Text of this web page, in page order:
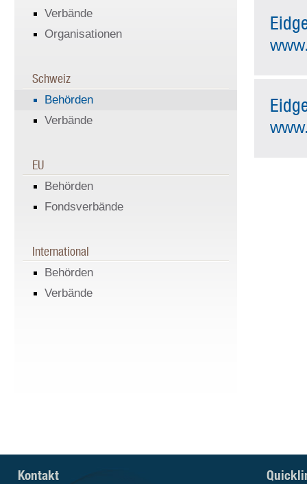
Verbände
Organisationen
Schweiz
Behörden
Verbände
EU
Behörden
Fondsverbände
International
Behörden
Verbände
Kontakt